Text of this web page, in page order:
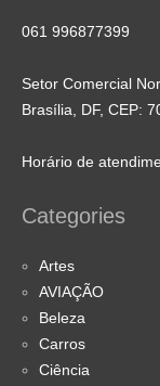
061 996877399
Setor Comercial
Brasília, DF, CEP:
Horário de
Categories
Artes
AVIAÇÃO
Beleza
Carros
Ciência